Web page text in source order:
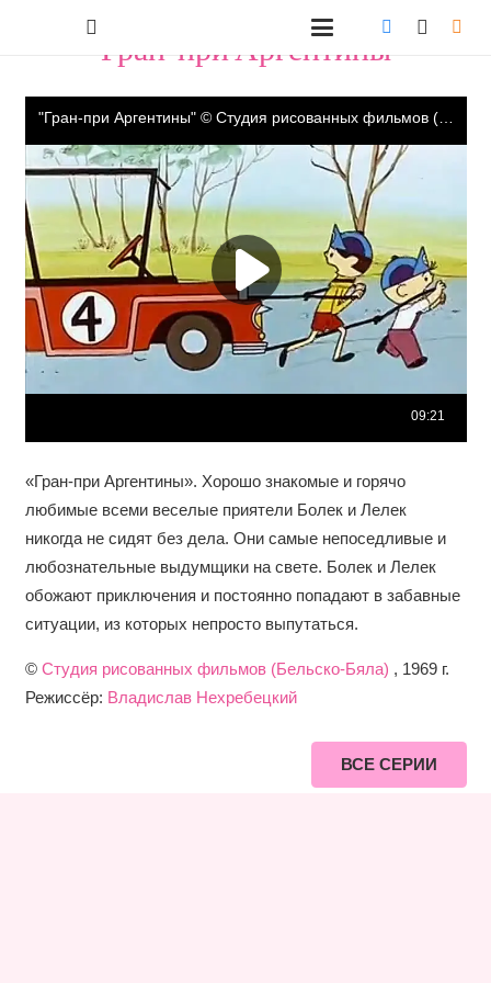
"Гран-при Аргентины"
«Гран-при Аргентины». Хорошо знакомые и горячо
любимые всеми веселые приятели Болек и Лелек
никогда не сидят без дела. Они самые непоседливые и
любознательные выдумщики на свете. Болек и Лелек
обожают приключения и постоянно попадают в забавные
ситуации, из которых непросто выпутаться.
© Студия рисованных фильмов (Бельско-Бяла) , 1969 г.
Режиссёр: Владислав Нехребецкий
ВСЕ СЕРИИ